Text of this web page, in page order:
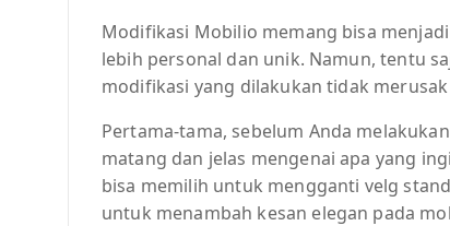
Modifikasi Mobilio memang bisa
lebih personal dan unik. Namun, tentu
modifikasi yang dilakukan tidak
Pertama-tama, sebelum Anda
matang dan jelas mengenai apa yang
bisa memilih untuk mengganti velg
untuk menambah kesan elegan pada